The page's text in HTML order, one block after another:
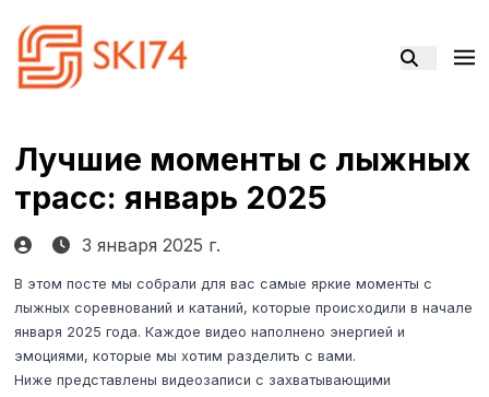
Лучшие моменты с лыжных
трасс: январь 2025
3 января 2025 г.
В этом посте мы собрали для вас самые яркие моменты с
лыжных соревнований и катаний, которые происходили в начале
января 2025 года. Каждое видео наполнено энергией и
эмоциями, которые мы хотим разделить с вами.
Ниже представлены видеозаписи с захватывающими